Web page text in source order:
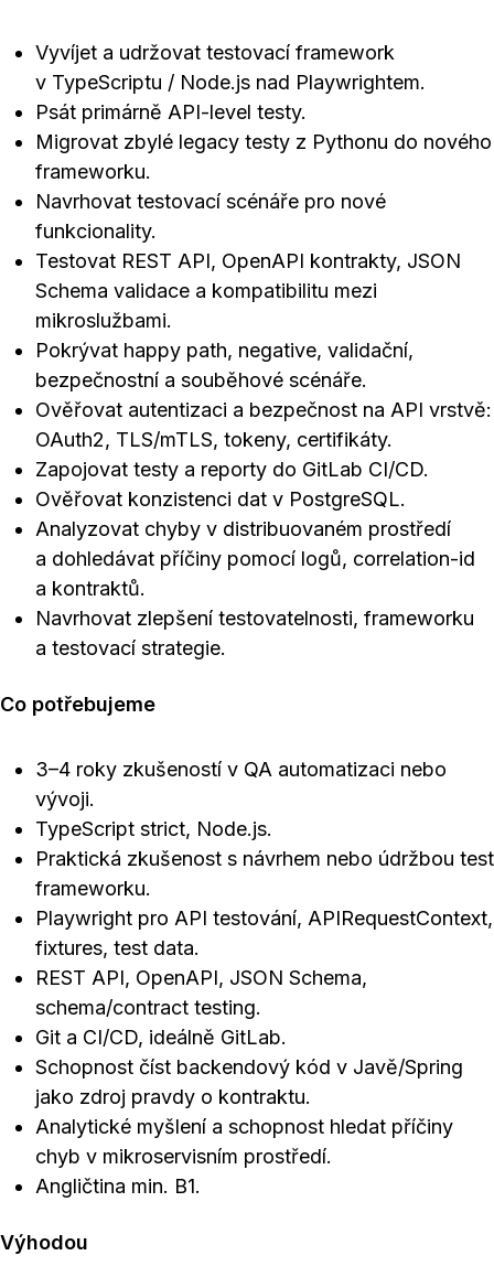
Vyvíjet a udržovat testovací framework
v TypeScriptu / Node.js nad Playwrightem.
Psát primárně API-level testy.
Migrovat zbylé legacy testy z Pythonu do nového
frameworku.
Navrhovat testovací scénáře pro nové
funkcionality.
Testovat REST API, OpenAPI kontrakty, JSON
Schema validace a kompatibilitu mezi
mikroslužbami.
Pokrývat happy path, negative, validační,
bezpečnostní a souběhové scénáře.
Ověřovat autentizaci a bezpečnost na API vrstvě:
OAuth2, TLS/mTLS, tokeny, certifikáty.
Zapojovat testy a reporty do GitLab CI/CD.
Ověřovat konzistenci dat v PostgreSQL.
Analyzovat chyby v distribuovaném prostředí
a dohledávat příčiny pomocí logů, correlation-id
a kontraktů.
Navrhovat zlepšení testovatelnosti, frameworku
a testovací strategie.
Co potřebujeme
3–4 roky zkušeností v QA automatizaci nebo
vývoji.
TypeScript strict, Node.js.
Praktická zkušenost s návrhem nebo údržbou test
frameworku.
Playwright pro API testování, APIRequestContext,
fixtures, test data.
REST API, OpenAPI, JSON Schema,
schema/contract testing.
Git a CI/CD, ideálně GitLab.
Schopnost číst backendový kód v Javě/Spring
jako zdroj pravdy o kontraktu.
Analytické myšlení a schopnost hledat příčiny
chyb v mikroservisním prostředí.
Angličtina min. B1.
Výhodou